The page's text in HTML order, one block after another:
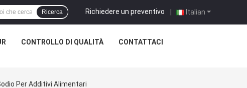
Italian
Richiedere un preventivo |
Ricerca
CONTROLLO DI QUALITÀ CONTATTACI
Per Additivi Alimentari